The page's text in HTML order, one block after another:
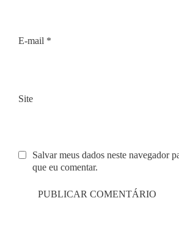
E-mail *
Site
Salvar meus dados neste navegador
que eu comentar.